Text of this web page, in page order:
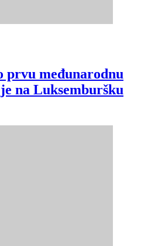
prvu međunarodnu
na Luksemburšku